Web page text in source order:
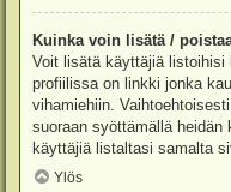
Kuinka voin lisätä /
Voit lisätä käyttäjiä listoihisi
profiilissa on linkki jonka
vihamiehiin.
suoraan syöttämällä
käyttäjiä listaltasi samalta
Ylös